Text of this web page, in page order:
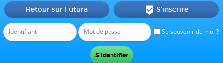
Se souvenir de moi ?
Retour sur Futura  S'inscrire